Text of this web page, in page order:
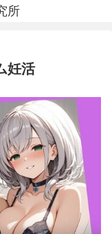
所
妊活